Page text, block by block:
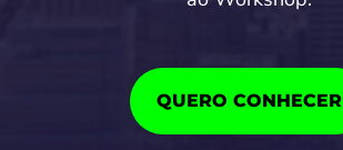
QUERO CONHECER